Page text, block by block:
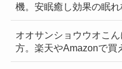
機。安眠癒し効果の眠
オオサンショウウオこ
方。楽天やAmazonで買